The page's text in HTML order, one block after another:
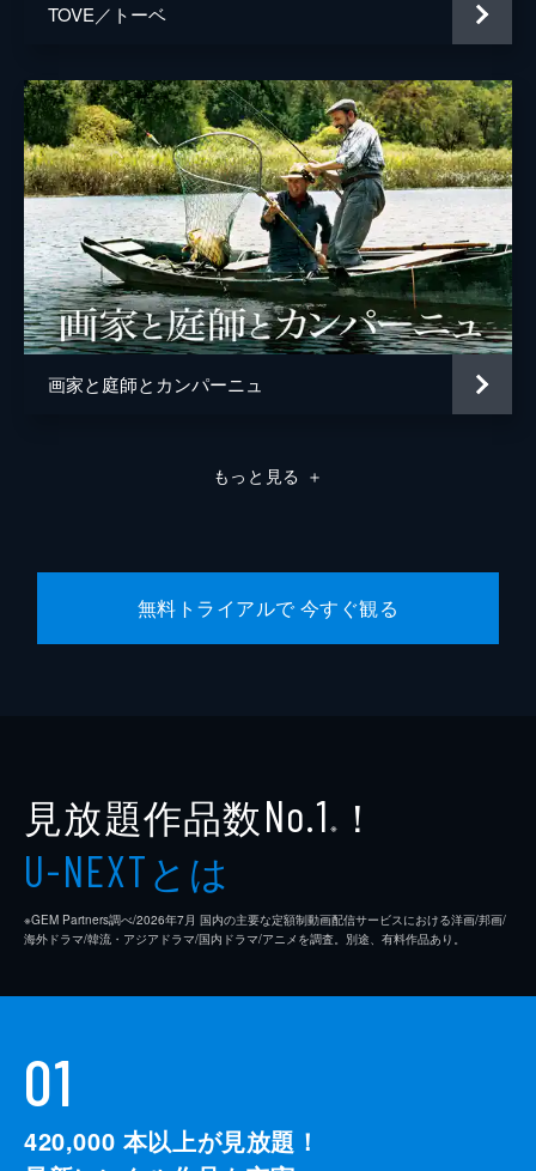
TOVE／トーベ
画家と庭師とカンパーニュ
もっと見る ＋
無料トライアルで 今すぐ観る
見放題作品数No.1 ※ ！
U-NEXTとは
※GEM Partners調べ/2026年7⽉ 国内の主要な定額制動画配信サービスにおける洋画/邦画/
海外ドラマ/韓流・アジアドラマ/国内ドラマ/アニメを調査。別途、有料作品あり。
01
420,000 本以上が見放題！